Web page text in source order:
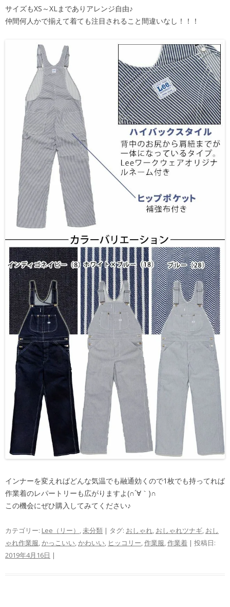
サイズもXS～XLまでありアレンジ自由♪
仲間何人かで揃えて着ても注目されること間違いなし！！！
インナーを変えればどんな気温でも融通効くので1枚でも持ってれば
作業着のレパートリーも広がりますよ(∩´∀｀)∩
この機会にぜひ購入してみてください♪
カテゴリー: Lee（リー） ,未分類 | タグ: おしゃれ, おしゃれツナギ, おし
ゃれ作業服,かっこいい,かわいい, ヒッコリー,作業服,作業着 | 投稿日:
2019年4月16日 |